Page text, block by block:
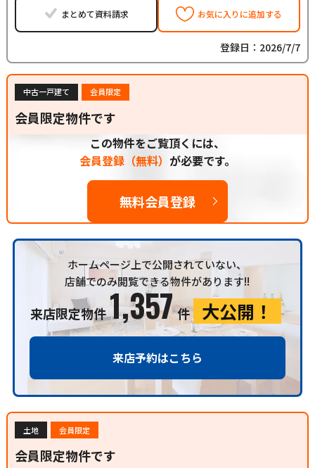
まとめて資料請求 お気に入りに追加する
登録日：2026/7/7
中古一戸建て 会員限定
会員限定物件です
この物件をご覧頂くには、
会員登録（無料） が必要です。
無料会員登録
ホームページ上で公開されていない、
店舗でのみ閲覧できる物件があります!!
来店限定物件1,357件 大公開！
来店予約はこちら
土地 会員限定
会員限定物件です